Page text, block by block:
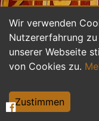
Wir verwenden
Nutzererfahrung
unserer Webseite
von Cookies zu.
Zustimmen
Hilfskräfte,
Einkauf,
Weiterbildung,
Tourismus